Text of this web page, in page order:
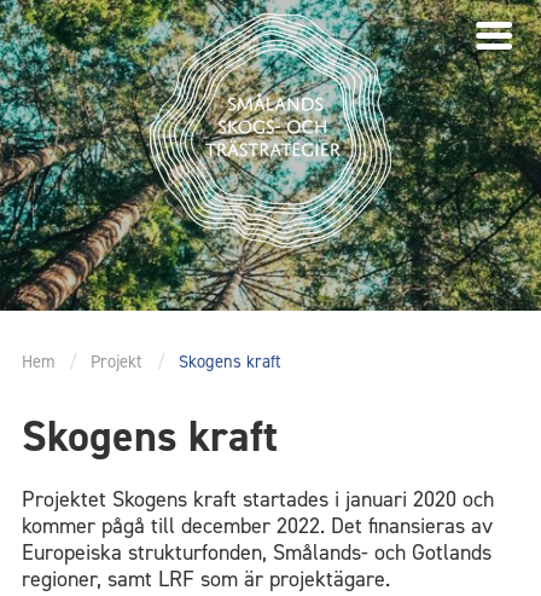
Hem / Projekt / Skogens kraft
Skogens kraft
Projektet Skogens kraft startades i januari 2020 och
kommer pågå till december 2022. Det finansieras av
Europeiska strukturfonden, Smålands- och Gotlands
regioner, samt LRF som är projektägare.